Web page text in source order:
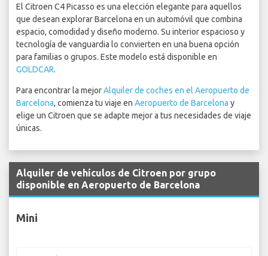
El Citroen C4 Picasso es una elección elegante para aquellos
que desean explorar Barcelona en un automóvil que combina
espacio, comodidad y diseño moderno. Su interior espacioso y
tecnología de vanguardia lo convierten en una buena opción
para familias o grupos. Este modelo está disponible en
GOLDCAR.
Para encontrar la mejorAlquiler de coches en el Aeropuerto de
Barcelona, comienza tu viaje en Aeropuerto de Barcelona y
elige un Citroen que se adapte mejor a tus necesidades de viaje
únicas.
Alquiler de vehículos de Citroen por grupo
disponible en Aeropuerto de Barcelona
Mini